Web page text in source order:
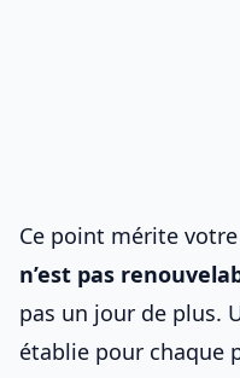
Ce point mérite
n’est pas
pas un jour de plus.
établie pour chaque